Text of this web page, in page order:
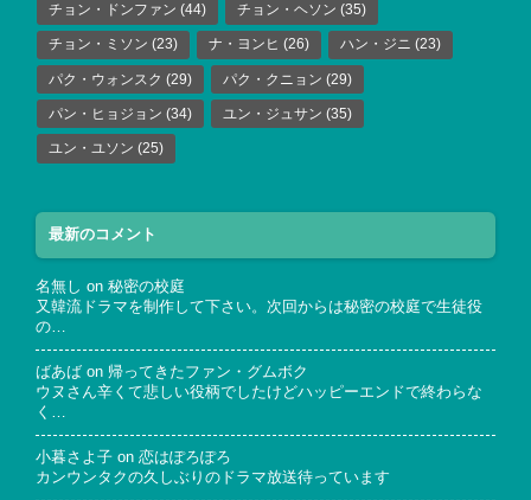
チョン・ドンファン (44) チョン・ヘソン (35)
チョン・ミソン (23) ナ・ヨンヒ (26) ハン・ジニ (23)
パク・ウォンスク (29) パク・クニョン (29)
パン・ヒョジョン (34) ユン・ジュサン (35)
ユン・ユソン (25)
最新のコメント
名無し on 秘密の校庭
又韓流ドラマを制作して下さい。次回からは秘密の校庭で生徒役
の…
ばあば on 帰ってきたファン・グムボク
ウヌさん辛くて悲しい役柄でしたけどハッピーエンドで終わらな
く…
小暮さよ子 on 恋はぽろぽろ
カンウンタクの久しぶりのドラマ放送待っています